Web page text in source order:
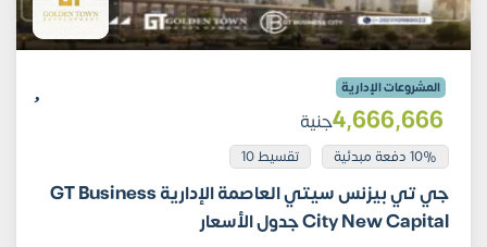
المشروعات الإدارية
4٬666٬666جنية
10% دفعة مبدئية تقسيط 10
جي تي بيزنس سيتي العاصمة الإدارية GT Business
City New Capital جدول الأسعار